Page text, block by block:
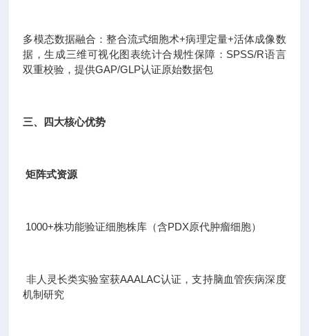
多模态数据融合：整合流式细胞术+病理定量+活体成像数
据，生成三维可视化图表统计合规性保障：SPSS/R语言
双重校验，提供GAP/GLP认证原始数据包
三、四大核心优势
矩阵式资源
1000+株功能验证细胞株库（含PDX原代肿瘤细胞）
非人灵长类实验室获AAALAC认证，支持脑血管疾病深度
机制研究